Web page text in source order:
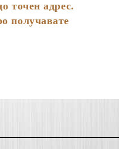
точен адрес.
получавате